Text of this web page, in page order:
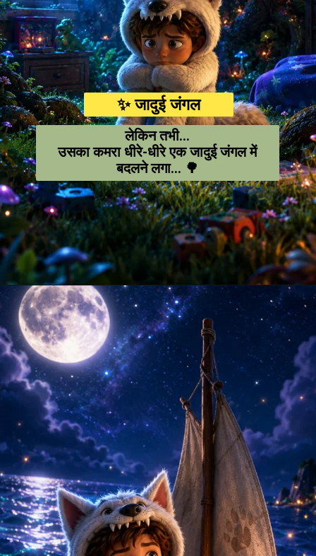
✨ जादुई जंगल
लेकिन तभी…
उसका कमरा धीरे-धीरे एक जादुई जंगल में
बदलने लगा… 🌳
Opening https://amoralstories.com/hi/max-aur-jangli-rakshason-ki-kahani/